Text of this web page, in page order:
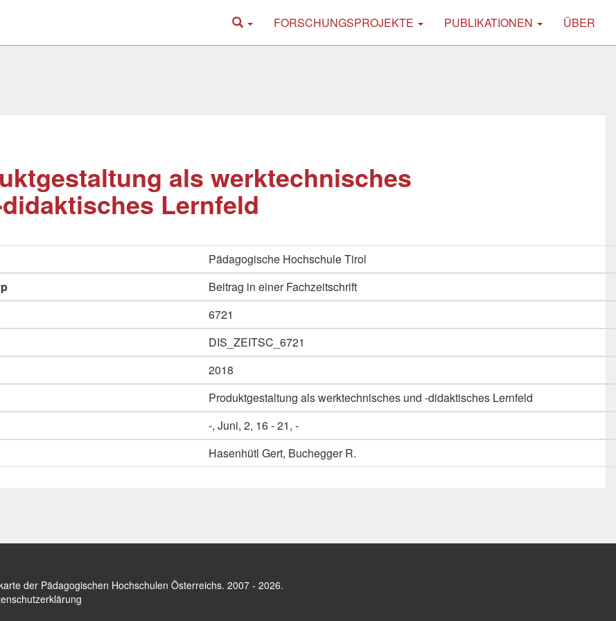
FORSCHUNGSPROJEKTE PUBLIKATIONEN ÜBER
als werktechnisches
Lernfeld
Pädagogische Hochschule Tirol
Beitrag in einer Fachzeitschrift
6721
DIS_ZEITSC_6721
2018
Produktgestaltung als werktechnisches und -didaktisches Lernfeld
-, Juni, 2, 16 - 21, -
Hasenhütl Gert, Buchegger R.
der Pädagogischen Hochschulen Österreichs. 2007 - 2026.